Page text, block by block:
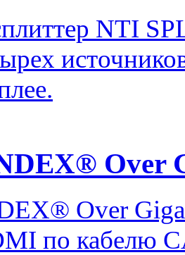
NTI
Over
Over
по кабелю